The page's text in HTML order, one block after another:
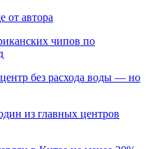
от автора
чипов по
без расхода воды — но
из главных центров